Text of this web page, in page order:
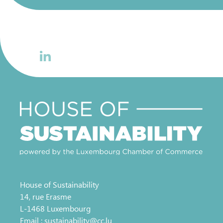
House of Sustainability
14, rue Erasme
L-1468 Luxembourg
Email :sustainability@cc.lu